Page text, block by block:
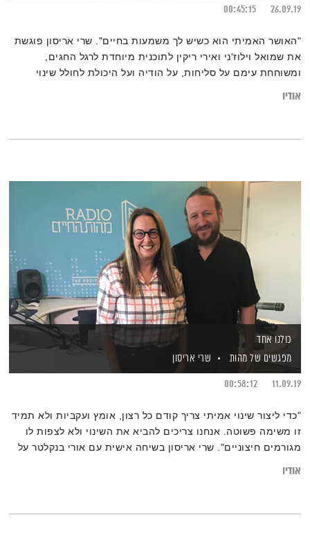
26.09.19
00:45:15
"האושר האמיתי הוא כשיש לך משמעות בחיים". שרי אריסון פוגשת
את שמואל וילוז'ני ואירי ריקין לתוכנית מיוחדת לרגל החגים,
ומשוחחת עימם על סליחות, על הודיה ועל היכולת לחולל שינוי
אודיו
כולנו אחד
מפגשים של מהות
שרי אריסון
11.09.19
00:58:12
"כדי ליצור שינוי אמיתי צריך קודם כל רצון, אומץ ועקביות ולא תמיד
זו משימה פשוטה. אנחנו צריכים להביא את השינוי ולא לצפות לו
מגורמים חיצוניים". שרי אריסון בשיחה אישית עם אורי בנקלטר על
אודיו